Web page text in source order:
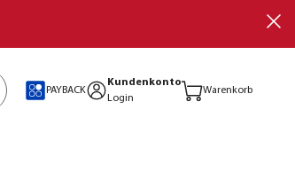
PAYBACK
Kundenkonto
Login
Warenkorb